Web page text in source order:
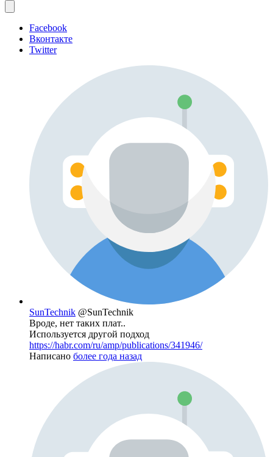
Facebook
Вконтакте
Twitter
SunTechnik @SunTechnik
Вроде, нет таких плат..
Используется другой подход
https://habr.com/ru/amp/publications/341946/
Написано более года назад